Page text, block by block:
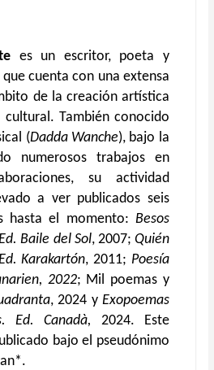
es un escritor, poeta y
cuenta con una extensa
de la creación artística
También conocido
(Dadda Wanche), bajo la
numerosos trabajos en
su actividad
a ver publicados seis
hasta el momento: Besos
Baile del Sol, 2007; Quién
Karakartón, 2011; Poesía
2022; Mil poemas y
, 2024 y Exopoemas
Ed. Canadà, 2024. Este
bajo el pseudónimo
*.